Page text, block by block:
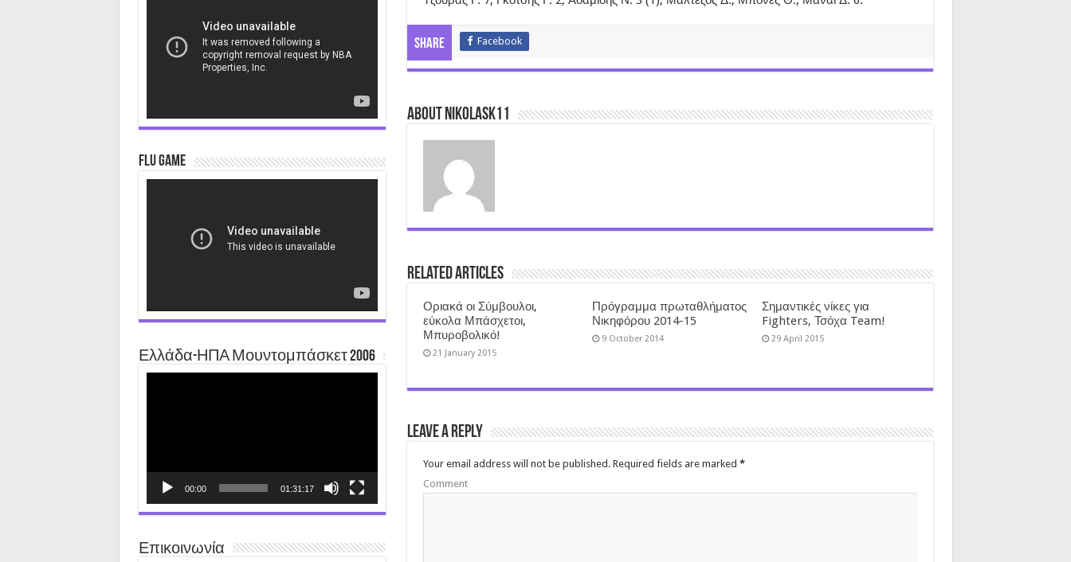
Share Facebook
About nikolask11
Related Articles
Οριακά οι Σύμβουλοι,
εύκολα Μπάσχετοι,
Μπυροβολικό!
21 January 2015
Πρόγραμμα πρωταθλήματος
Νικηφόρου 2014-15
9 October 2014
Σημαντικές νίκες για
Fighters, Τσόχα Team!
29 April 2015
Leave a Reply
Your email address will not be published.Required fields are marked *
Comment
Flu Game
Ελλάδα-ΗΠΑ Μουντομπάσκετ 2006
00:00 01:31:17
Επικοινωνία